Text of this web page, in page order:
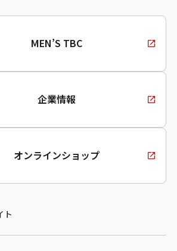
MEN’S TBC
企業情報
オンラインショップ
ト